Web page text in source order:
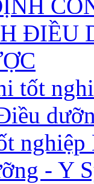
ĐIỀU
tốt
- Y